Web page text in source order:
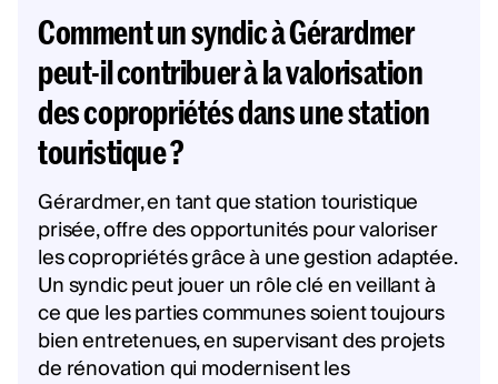
Comment un syndic à Gérardmer
peut-il contribuer à la valorisation
des copropriétés dans une station
touristique ?
Gérardmer, en tant que station touristique
prisée, offre des opportunités pour valoriser
les copropriétés grâce à une gestion adaptée.
Un syndic peut jouer un rôle clé en veillant à
ce que les parties communes soient toujours
bien entretenues, en supervisant des projets
de rénovation qui modernisent les